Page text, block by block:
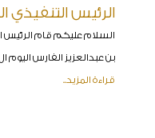
الرئيس التنفيذي
السلام عليكم قام الرئيس
بن عبدالعزيز الفارس اليوم
قراءة المزيد..